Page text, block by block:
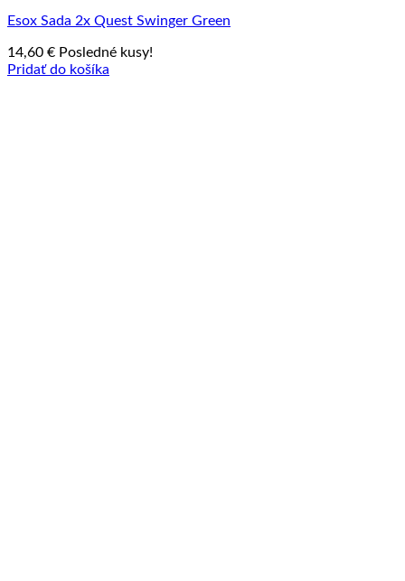
Esox Sada 2x Quest Swinger Green
14,60 € Posledné kusy!
Pridať do košíka